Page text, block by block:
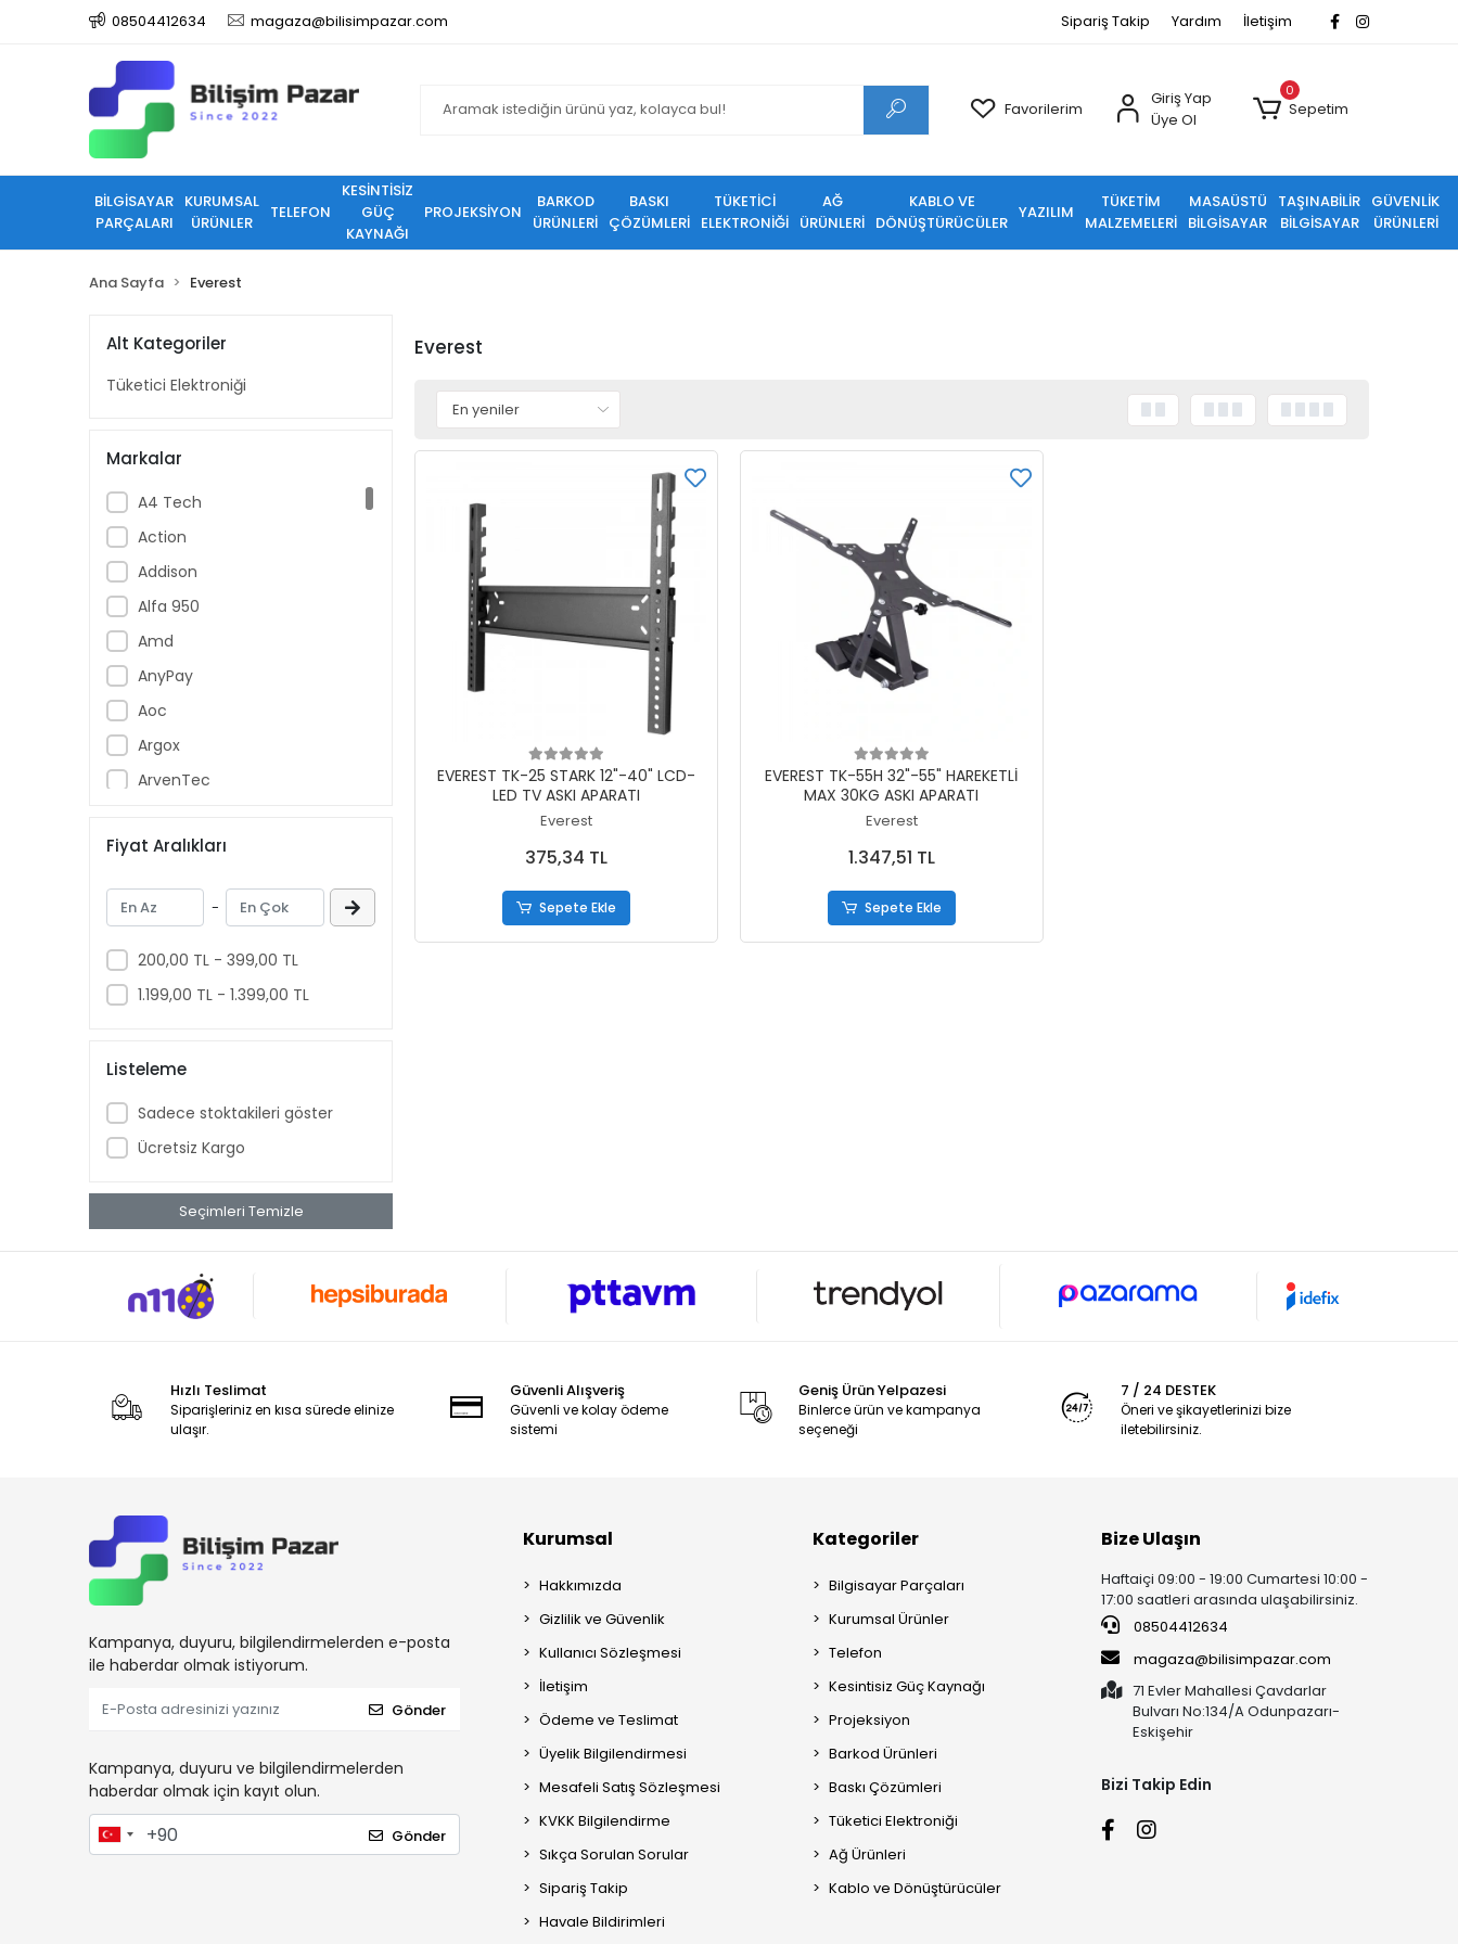
08504412634 magaza@bilisimpazar.com Sipariş Takip Yardım İletişim
Favorilerim
Giriş Yap
Üye Ol
0
Sepetim
BİLGİSAYAR
PARÇALARI
KURUMSAL
ÜRÜNLER
TELEFON
KESİNTİSİZ
GÜÇ
KAYNAĞI
PROJEKSİYON
BARKOD
ÜRÜNLERİ
BASKI
ÇÖZÜMLERİ
TÜKETİCİ
ELEKTRONİĞİ
AĞ
ÜRÜNLERİ
KABLO VE
DÖNÜŞTÜRÜCÜLER
YAZILIM
TÜKETİM
MALZEMELERİ
MASAÜSTÜ
BİLGİSAYAR
TAŞINABİLİR
BİLGİSAYAR
GÜVENLİK
ÜRÜNLERİ
Ana Sayfa Everest
Alt Kategoriler
Tüketici Elektroniği
Markalar
A4 Tech
Action
Addison
Alfa 950
Amd
AnyPay
Aoc
Argox
ArvenTec
Asus
ASYS
Aztech
Banknote Master
Bebird
Benq
Brother
Canon
Ceopos
Dahua
Dell
Digi Terazi
Digitus
Draytek
Elzab
Eset
Esonic
Everest
Fiyat Aralıkları
-
200,00 TL - 399,00 TL
1.199,00 TL - 1.399,00 TL
Listeleme
Sadece stoktakileri göster
Ücretsiz Kargo
Seçimleri Temizle
Everest
Sepete Ekle
EVEREST TK-25 STARK 12"-40" LCD-
LED TV ASKI APARATI
Everest
375,34 TL
Sepete Ekle
Sepete Ekle
EVEREST TK-55H 32"-55" HAREKETLİ
MAX 30KG ASKI APARATI
Everest
1.347,51 TL
Sepete Ekle
Hızlı Teslimat
Siparişleriniz en kısa sürede elinize
ulaşır.
Güvenli Alışveriş
Güvenli ve kolay ödeme
sistemi
Geniş Ürün Yelpazesi
Binlerce ürün ve kampanya
seçeneği
7 / 24 DESTEK
Öneri ve şikayetlerinizi bize
iletebilirsiniz.
Kampanya, duyuru, bilgilendirmelerden e-posta
ile haberdar olmak istiyorum.
Gönder
Kampanya, duyuru ve bilgilendirmelerden
haberdar olmak için kayıt olun.
Gönder
Kurumsal
Hakkımızda
Gizlilik ve Güvenlik
Kullanıcı Sözleşmesi
İletişim
Ödeme ve Teslimat
Üyelik Bilgilendirmesi
Mesafeli Satış Sözleşmesi
KVKK Bilgilendirme
Sıkça Sorulan Sorular
Sipariş Takip
Havale Bildirimleri
Kategoriler
Bilgisayar Parçaları
Kurumsal Ürünler
Telefon
Kesintisiz Güç Kaynağı
Projeksiyon
Barkod Ürünleri
Baskı Çözümleri
Tüketici Elektroniği
Ağ Ürünleri
Kablo ve Dönüştürücüler
Bize Ulaşın
Haftaiçi 09:00 - 19:00 Cumartesi 10:00 -
17:00 saatleri arasında ulaşabilirsiniz.
08504412634
magaza@bilisimpazar.com
71 Evler Mahallesi Çavdarlar
Bulvarı No:134/A Odunpazarı-
Eskişehir
Bizi Takip Edin